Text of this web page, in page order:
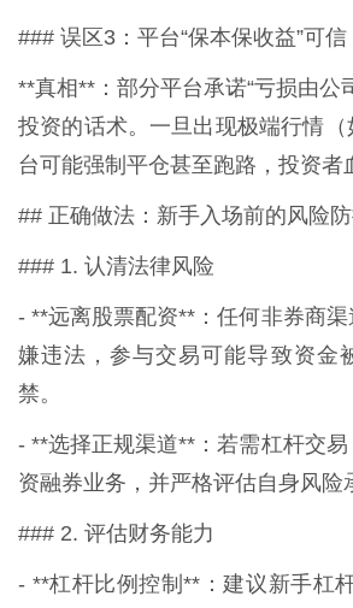
### 误区3：平台“保本保收益”可信
**真相**：部分平台承诺“亏损由公
投资的话术。一旦出现极端行情
台可能强制平仓甚至跑路，投资者
## 正确做法：新手入场前的风险
### 1. 认清法律风险
- **远离股票配资**：任何非券商
嫌违法，参与交易可能导致资金
禁。
- **选择正规渠道**：若需杠杆交
资融券业务，并严格评估自身风险
### 2. 评估财务能力
- **杠杆比例控制**：建议新手杠